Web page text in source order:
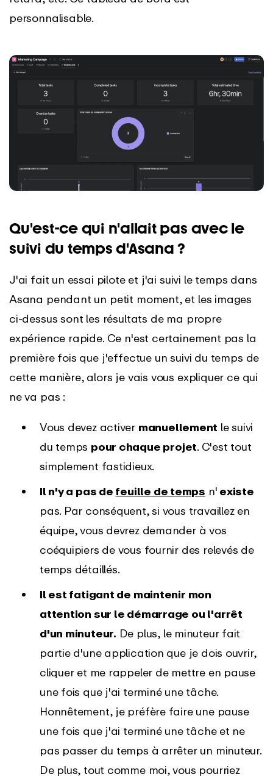
personnalisable.
Qu'est-ce qui n'allait pas avec le
suivi du temps d'Asana ?
J'ai fait un essai pilote et j'ai suivi le temps dans
Asana pendant un petit moment, et les images
ci-dessus sont les résultats de ma propre
expérience rapide. Ce n'est certainement pas la
première fois que j'effectue un suivi du temps de
cette manière, alors je vais vous expliquer ce qui
ne va pas :
Vous devez activer manuellement le suivi
du temps pour chaque projet. C'est tout
simplement fastidieux.
Il n'y a pas de feuille de temps n' existe
pas. Par conséquent, si vous travaillez en
équipe, vous devrez demander à vos
coéquipiers de vous fournir des relevés de
temps détaillés.
Il est fatigant de maintenir mon
attention sur le démarrage ou l'arrêt
d'un minuteur. De plus, le minuteur fait
partie d'une application que je dois ouvrir,
cliquer et me rappeler de mettre en pause
une fois que j'ai terminé une tâche.
Honnêtement, je préfère faire une pause
une fois que j'ai terminé une tâche et ne
pas passer du temps à arrêter un minuteur.
De plus, tout comme moi, vous pourriez